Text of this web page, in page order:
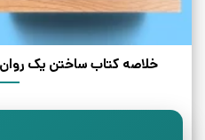
خلاصه کتاب ساختن یک